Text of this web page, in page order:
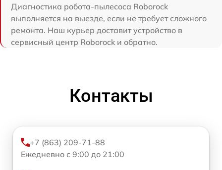
Диагностика робота-пылесоса Roborock
выполняется на выезде, если не требует сложного
ремонта. Наш курьер доставит устройство в
сервисный центр Roborock и обратно.
Контакты
+7 (863) 209-71-88
Ежедневно с 9:00 до 21:00